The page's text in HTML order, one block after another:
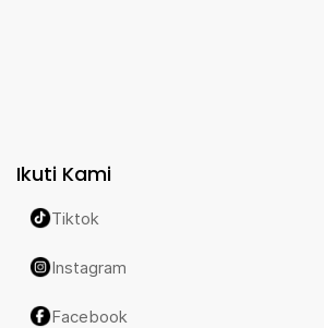
Ikuti Kami
Tiktok
Instagram
Facebook